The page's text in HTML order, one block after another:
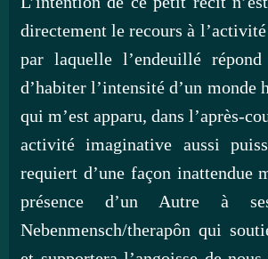
directement le recours à
par laquelle l’endeuillé
d’habiter l’intensité d’un monde
qui m’est apparu, dans l’après-
activité imaginative aussi
requiert d’une façon inattendue
présence d’un Autre à
Nebenmensch/therapôn qui